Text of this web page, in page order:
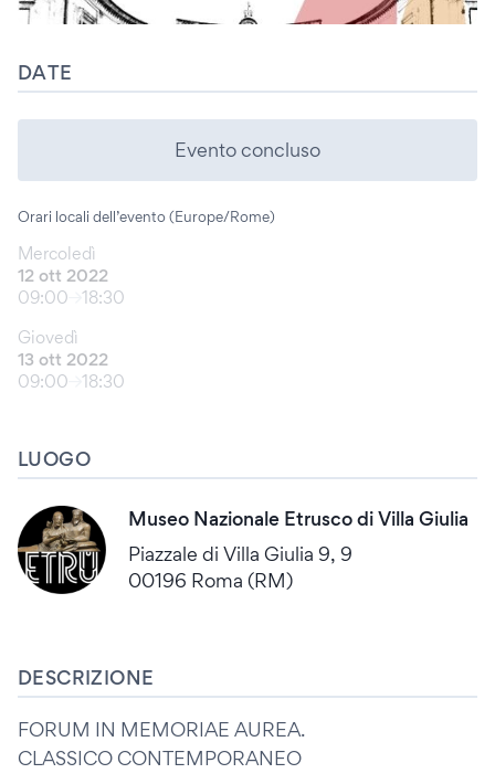
DATE
Evento concluso
Orari locali dell’evento (Europe/Rome)
Mercoledì
12 ott 2022
09:00
18:30
Giovedì
13 ott 2022
09:00
18:30
LUOGO
Museo Nazionale Etrusco di Villa Giulia
Piazzale di Villa Giulia 9, 9
00196 Roma (RM)
DESCRIZIONE
FORUM IN MEMORIAE AUREA.
CLASSICO CONTEMPORANEO